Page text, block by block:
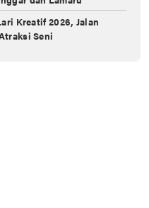
Kreatif 2026, Jalan
Seni